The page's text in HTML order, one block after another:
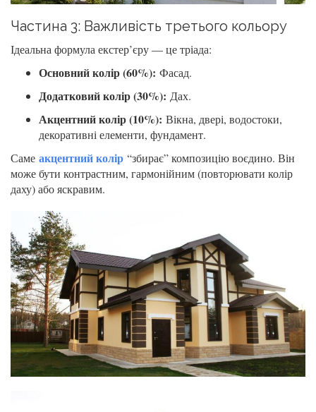
Частина 3: Важливість третього кольору
Ідеальна формула екстер’єру — це тріада:
Основний колір (60%): Фасад.
Додатковий колір (30%): Дах.
Акцентний колір (10%): Вікна, двері, водостоки,
декоративні елементи, фундамент.
Саме акцентний колір “збирає” композицію воєдино. Він
може бути контрастним, гармонійним (повторювати колір
даху) або яскравим.